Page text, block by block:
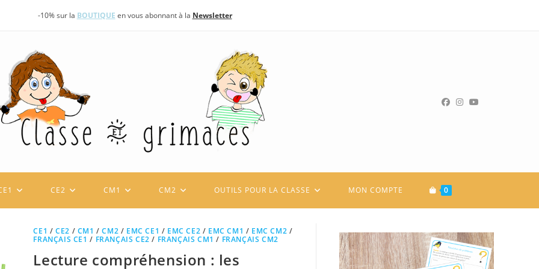
-10% sur la BOUTIQUE en vous abonnant à la Newsletter
CE2 CM1 CM2 OUTILS POUR LA CLASSE MON COMPTE 0
CE1 /CE2 / CM1 /CM2 / EMC CE1 / EMC CE2 / EMC CM1 / EMC CM2 /
FRANÇAIS CE1 / FRANÇAIS CE2 / FRANÇAIS CM1 / FRANÇAIS CM2
Lecture compréhension : les